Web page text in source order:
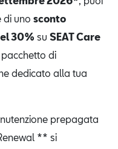
uno sconto
30% su SEAT Care
pacchetto di
dedicato alla tua
prepagata
** si